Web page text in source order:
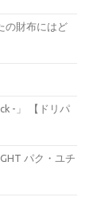
の財布にはど
【ドリパ
パク・ユチ